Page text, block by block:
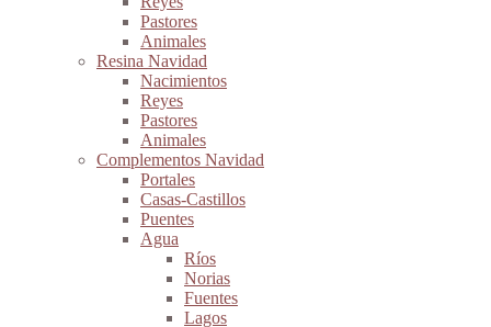
Pastores
Animales
Resina Navidad
Nacimientos
Reyes
Pastores
Animales
Complementos Navidad
Portales
Casas-Castillos
Puentes
Agua
Ríos
Norias
Fuentes
Lagos